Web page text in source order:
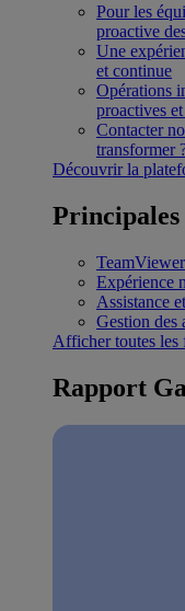
Pour les
proactive
Une
et continue
Opérations
proactives
Contacter
transformer
Découvrir la
Expérience
Assistance
Gestion des
Afficher toutes les
Rapport